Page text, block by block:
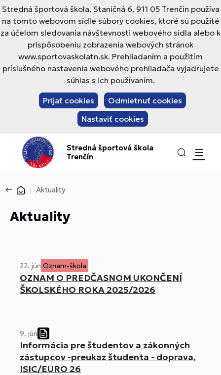
Stredná športová škola, Staničná 6, 911 05 Trenčín používa
na tomto webovom sídle súbory cookies, ktoré sú použité
za účelom sledovania návštevnosti webového sídla alebo k
prispôsobeniu zobrazenia webových stránok
www.sportovaskolatn.sk. Prehliadaním a použitím
príslušného nastavenia webového prehliadača vyjadrujete
súhlas s ich používaním.
Prijať cookies
Odmietnuť cookies
Nastaviť cookies
Stredná športová škola
Trenčín
Aktuality
Aktuality
22. jún Oznam-škola
OZNAM O PREDČASNOM UKONČENÍ
ŠKOLSKÉHO ROKA 2025/2026
9. jún
Informácia pre študentov a zákonných
zástupcov -preukaz študenta - doprava,
ISIC/EURO 26